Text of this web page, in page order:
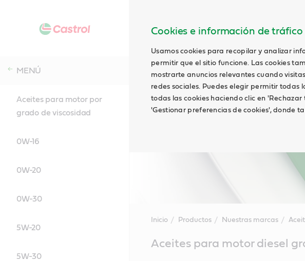
Cookies e información de
Usamos cookies para recopilar y analizar
permitir que el sitio funcione. Las cookies
mostrarte anuncios relevantes cuando
redes sociales. Puedes elegir permitir todas
todas las cookies haciendo clic en
'Gestionar preferencias de cookies', donde
MENÚ
Aceites para motor por
grado de viscosidad
0W-16
0W-20
0W-30
5W-20
5W-30
Inicio Productos Nuestras marcas
ContentAceites para motor diesel